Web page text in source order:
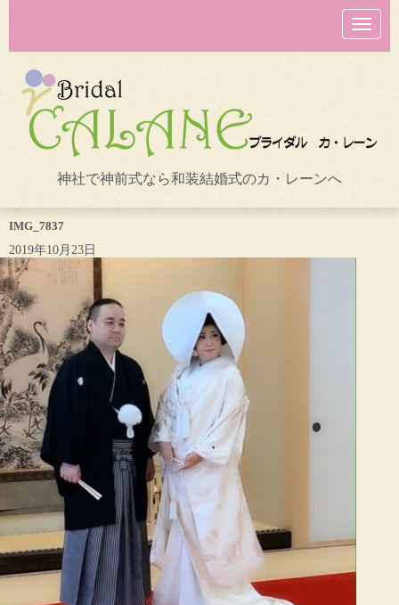
N
a
v
o
n
神社で神前式なら和装結婚式のカ・レーンへ
IMG_7837
2019年10月23日